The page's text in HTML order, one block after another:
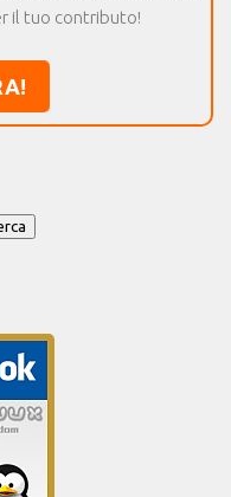
il tuo contributo!